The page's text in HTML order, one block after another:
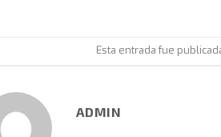
Esta entrada fue
ADMIN